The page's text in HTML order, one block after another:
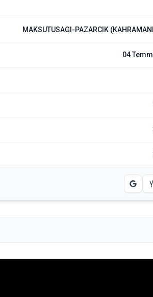
MAKSUTUSAGI-PAZARCIK
04